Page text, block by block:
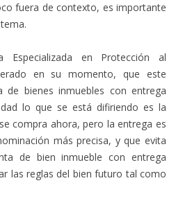
fuera de contexto, es importante
Especializada en Protección al
en su momento, que este
bienes inmuebles con entrega
lo que se está difiriendo es la
compra ahora, pero la entrega es
más precisa, y que evita
de bien inmueble con entrega
las reglas del bien futuro tal como